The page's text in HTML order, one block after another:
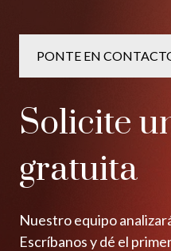
PONTE EN
Solicite
gratuita
Nuestro equipo
Escríbanos y dé el